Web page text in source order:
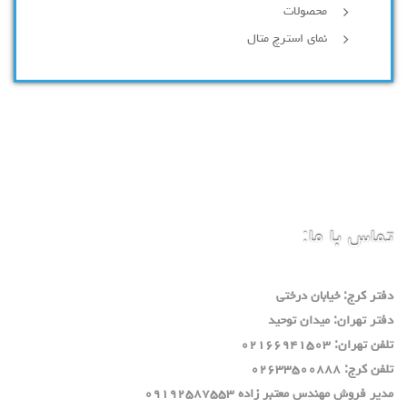
محصولات
نمای استرچ متال
تماس با ما:
دفتر كرج: خيابان درختي
دفتر تهران: ميدان توحيد
تلفن تهران: ٠٢١٦٦٩٤١٥٠٣
تلفن كرج: ٠٢٦٣٣٥٠٠٨٨٨
مدير فروش مهندس معتبر زاده ٠٩١٩٢٥٨٧٥٥٣